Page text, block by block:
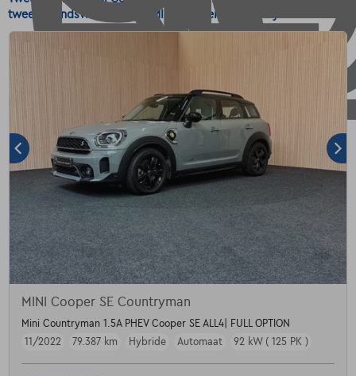
tweedehandswagens voor MINI Cooper SE Countryman SUV.
MINI Cooper SE Countryman
Mini Countryman 1.5A PHEV Cooper SE ALL4| FULL OPTION
11/2022
79.387 km Hybride Automaat 92 kW ( 125 PK )